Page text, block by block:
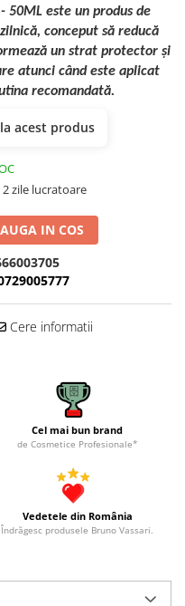
- 50ML este un produs de
conceput să reducă
un strat protector și
atunci când este aplicat
recomandată.
acest produs
2 zile lucratoare
IN COS
Cere informatii
Cel mai bun brand
de Cosmetice Profesionale*
Vedetele din România
Îndrăgesc produsele Bruno Vassari.